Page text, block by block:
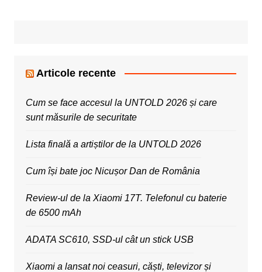
Articole recente
Cum se face accesul la UNTOLD 2026 și care
sunt măsurile de securitate
Lista finală a artiștilor de la UNTOLD 2026
Cum își bate joc Nicușor Dan de România
Review-ul de la Xiaomi 17T. Telefonul cu baterie
de 6500 mAh
ADATA SC610, SSD-ul cât un stick USB
Xiaomi a lansat noi ceasuri, căști, televizor și